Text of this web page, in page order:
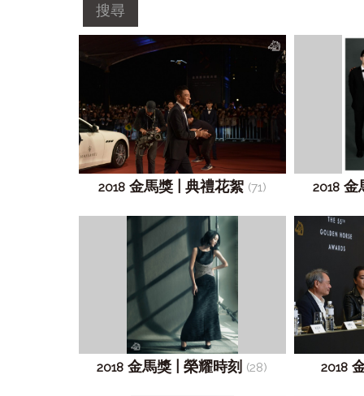
2018金馬獎 | 典禮花絮 (71) 2018金
2018 金馬獎 | 榮耀時刻 (28) 2018